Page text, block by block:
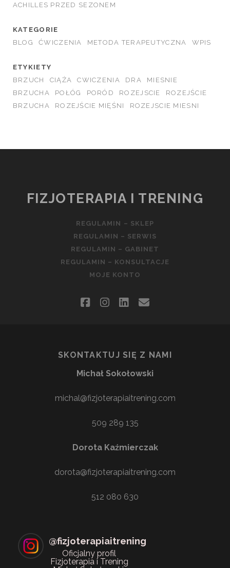
ACHILLES PRZED SEZONEM
KATEGORIE
BLOG
ĆWICZENIA METODA TERAPEUTYCZNA WPIS
ETYKIETY
BRZUCH
CIĄŻA CWICZENIA DRA
MIESNIE
BRZUCHA
POŁÓG PORÓD ROZEJSCIE
ROZEJŚCIE
BRZUCHA
ROZEJŚCIE MIĘŚNI ROZEJSCIE MIESNI
FIZJOTERAPIA I TRENING
REGULAMIN – SKLEP
REGULAMIN – SERWIS
REGULAMIN – GABINET
REGULAMIN – KONSULTACJE
MOJE KONTO
facebookinstagram
linkedin
email
SKONTAKTUJ SIĘ Z NAMI
Michał Sokołowski
michal@fizjoterapiaitrening.com
509 289 135
Dorota Kaźmierczak
dorota@fizjoterapiaitrening.com
512 080 630
@fizjoterapiaitrening
Oficjalny profil
Fizjoterapia i Trening